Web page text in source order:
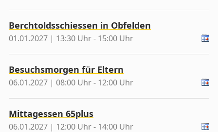
Berchtoldsschiessen in Obfelden
01.01.2027 | 13:30 Uhr - 15:00 Uhr
Besuchsmorgen für Eltern
06.01.2027 | 08:00 Uhr - 12:00 Uhr
Mittagessen 65plus
06.01.2027 | 12:00 Uhr - 14:00 Uhr